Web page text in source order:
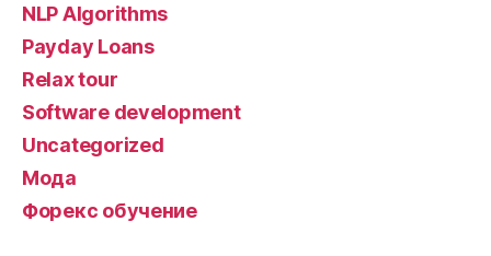
NLP Algorithms
Payday Loans
Relax tour
Software development
Uncategorized
Мода
Форекс обучение